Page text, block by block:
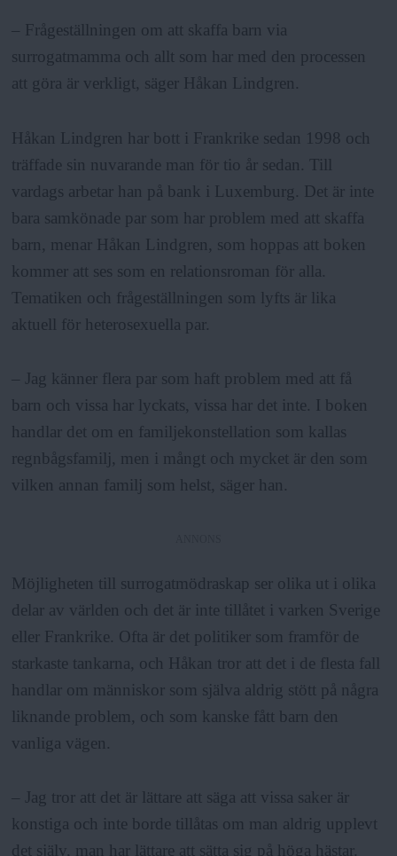
– Frågeställningen om att skaffa barn via
surrogatmamma och allt som har med den processen
att göra är verkligt, säger Håkan Lindgren.
Håkan Lindgren har bott i Frankrike sedan 1998 och
träffade sin nuvarande man för tio år sedan. Till
vardags arbetar han på bank i Luxemburg. Det är inte
bara samkönade par som har problem med att skaffa
barn, menar Håkan Lindgren, som hoppas att boken
kommer att ses som en relationsroman för alla.
Tematiken och frågeställningen som lyfts är lika
aktuell för heterosexuella par.
– Jag känner flera par som haft problem med att få
barn och vissa har lyckats, vissa har det inte. I boken
handlar det om en familjekonstellation som kallas
regnbågsfamilj, men i mångt och mycket är den som
vilken annan familj som helst, säger han.
Möjligheten till surrogatmödraskap ser olika ut i olika
delar av världen och det är inte tillåtet i varken Sverige
eller Frankrike. Ofta är det politiker som framför de
starkaste tankarna, och Håkan tror att det i de flesta fall
handlar om människor som själva aldrig stött på några
liknande problem, och som kanske fått barn den
vanliga vägen.
– Jag tror att det är lättare att säga att vissa saker är
konstiga och inte borde tillåtas om man aldrig upplevt
det själv, man har lättare att sätta sig på höga hästar.